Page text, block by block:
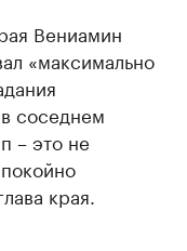
Вениамин
«максимально
соседнем
– это не
края.